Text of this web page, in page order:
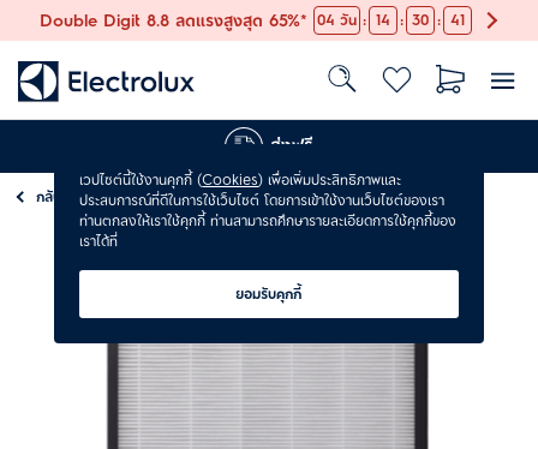
Double Digit 8.8 ลดแรงสูงสุด 65%* 04 วัน : 14 : 30 : 40
ส่งฟรี
กลับ เกี่ยวกับอากาศ
เวปไซต์นี้ใช้งานคุกกี้ (Cookies) เพื่อเพิ่มประสิทธิภาพและ
ประสบการณ์ที่ดีในการใช้เว็บไซต์ โดยการเข้าใช้งานเว็บไซต์ของเรา
ท่านตกลงให้เราใช้คุกกี้ ท่านสามารถศึกษารายละเอียดการใช้คุกกี้ของ
เราได้ที่
ยอมรับคุกกี้